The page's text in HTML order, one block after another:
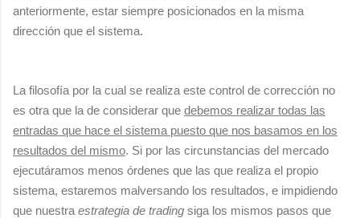
anteriormente, estar siempre posicionados en la misma
dirección que el sistema.
La filosofía por la cual se realiza este control de corrección no
es otra que la de considerar que debemos realizar todas las
entradas que hace el sistema puesto que nos basamos en los
resultados del mismo. Si por las circunstancias del mercado
ejecutáramos menos órdenes que las que realiza el propio
sistema, estaremos malversando los resultados, e impidiendo
que nuestra estrategia de trading siga los mismos pasos que